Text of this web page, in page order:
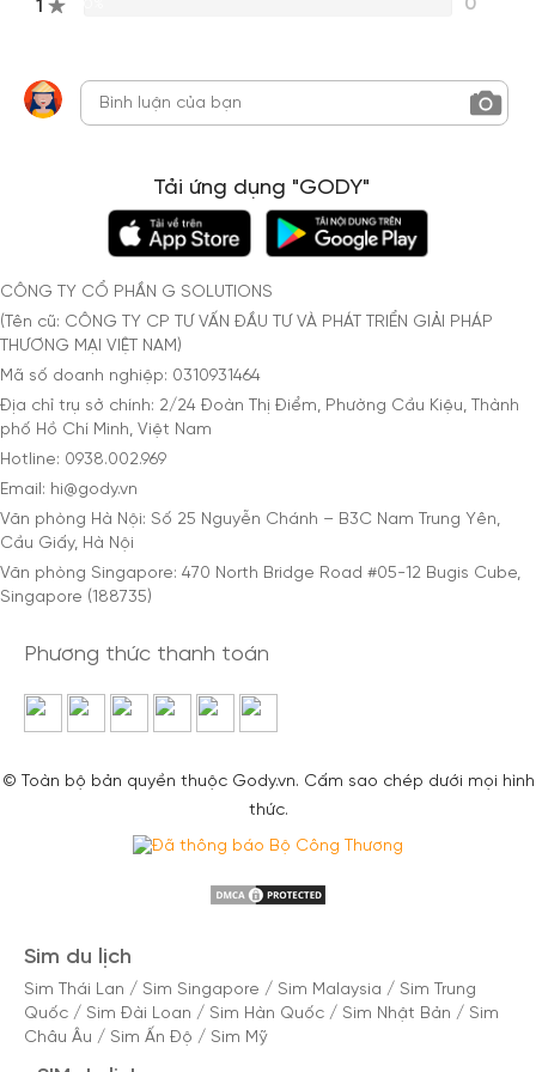
1 0
Tải ứng dụng "GODY"
CÔNG TY CỔ PHẦN G SOLUTIONS
(Tên cũ: CÔNG TY CP TƯ VẤN ĐẦU TƯ VÀ PHÁT TRIỂN GIẢI PHÁP
THƯƠNG MẠI VIỆT NAM)
Mã số doanh nghiệp: 0310931464
Địa chỉ trụ sở chính: 2/24 Đoàn Thị Điểm, Phường Cầu Kiệu, Thành
phố Hồ Chí Minh, Việt Nam
Hotline: 0938.002.969
Email: hi@gody.vn
Văn phòng Hà Nội: Số 25 Nguyễn Chánh – B3C Nam Trung Yên,
Cầu Giấy, Hà Nội
Văn phòng Singapore: 470 North Bridge Road #05-12 Bugis Cube,
Singapore (188735)
Phương thức thanh toán
© Toàn bộ bản quyền thuộc Gody.vn. Cấm sao chép dưới mọi hình
thức.
Sim du lịch
Sim Thái Lan / Sim Singapore / Sim Malaysia / Sim Trung
Quốc / Sim Đài Loan / Sim Hàn Quốc / Sim Nhật Bản / Sim
Châu Âu / Sim Ấn Độ / Sim Mỹ